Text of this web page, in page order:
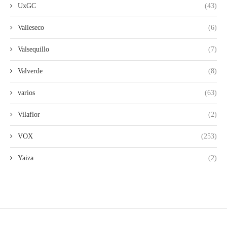
UxGC (43)
Valleseco (6)
Valsequillo (7)
Valverde (8)
varios (63)
Vilaflor (2)
VOX (253)
Yaiza (2)